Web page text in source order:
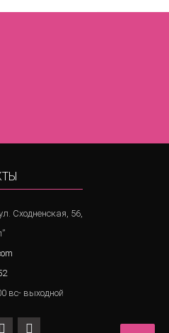
Сходненская, 56,
вс- выходной